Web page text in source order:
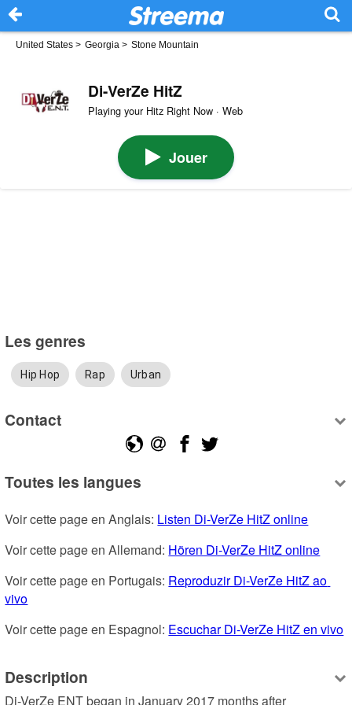
United States > Georgia > Stone Mountain
Di-VerZe HitZ
Playing your Hitz Right Now · Web
Jouer
Les genres
Hip Hop Rap Urban
Contact
Toutes les langues
Voir cette page en Anglais: Listen Di-VerZe HitZ online
Voir cette page en Allemand: Hören Di-VerZe HitZ online
Voir cette page en Portugais: Reproduzir Di-VerZe HitZ ao
vivo
Voir cette page en Espagnol: Escuchar Di-VerZe HitZ en vivo
Description
Di-VerZe ENT began in January 2017 months after